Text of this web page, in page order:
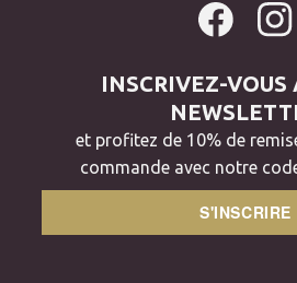
INSCRIVEZ-VOUS
et profitez de 10% de
commande avec notre
S'INSCRIRE